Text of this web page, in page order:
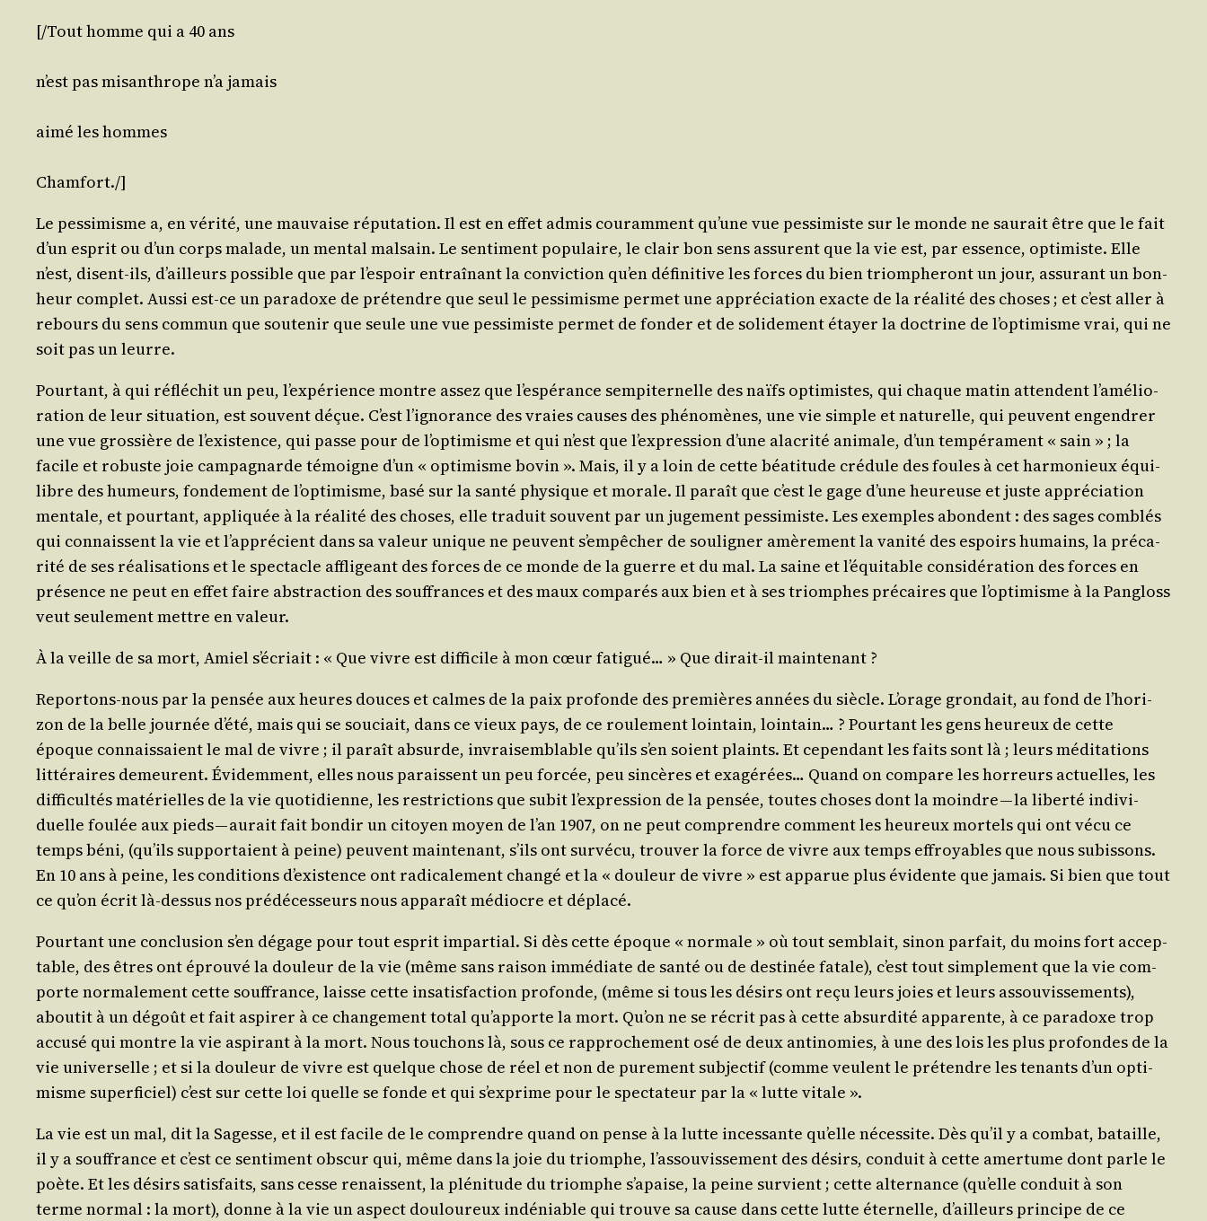
[/​Tout homme qui a 40 ans
n’est pas misan­thrope n’a jamais
aimé les hommes
Cham­fort./​]
Le pes­si­misme a, en véri­té, une mau­vaise répu­ta­tion. Il est en effet admis cou­ram­ment qu’une vue pes­si­miste sur le monde ne sau­rait être que le fait
d’un esprit ou d’un corps malade, un men­tal mal­sain. Le sen­ti­ment popu­laire, le clair bon sens assurent que la vie est, par essence, opti­miste. Elle
n’est, disent-ils, d’ailleurs pos­sible que par l’es­poir entraî­nant la convic­tion qu’en défi­ni­tive les forces du bien triom­phe­ront un jour, assu­rant un bon­
heur com­plet. Aus­si est-ce un para­doxe de pré­tendre que seul le pes­si­misme per­met une appré­cia­tion exacte de la réa­li­té des choses ; et c’est aller à
rebours du sens com­mun que sou­te­nir que seule une vue pes­si­miste per­met de fon­der et de soli­de­ment étayer la doc­trine de l’op­ti­misme vrai, qui ne
soit pas un leurre.
Pour­tant, à qui réflé­chit un peu, l’ex­pé­rience montre assez que l’es­pé­rance sem­pi­ter­nelle des naïfs opti­mistes, qui chaque matin attendent l’a­mé­lio­
ra­tion de leur situa­tion, est sou­vent déçue. C’est l’i­gno­rance des vraies causes des phé­no­mènes, une vie simple et natu­relle, qui peuvent engen­drer
une vue gros­sière de l’exis­tence, qui passe pour de l’op­ti­misme et qui n’est que l’ex­pres­sion d’une ala­cri­té ani­male, d’un tem­pé­ra­ment « sain » ; la
facile et robuste joie cam­pa­gnarde témoigne d’un « opti­misme bovin ». Mais, il y a loin de cette béa­ti­tude cré­dule des foules à cet har­mo­nieux équi­
libre des humeurs, fon­de­ment de l’op­ti­misme, basé sur la san­té phy­sique et morale. Il paraît que c’est le gage d’une heu­reuse et juste appré­cia­tion
men­tale, et pour­tant, appli­quée à la réa­li­té des choses, elle tra­duit sou­vent par un juge­ment pes­si­miste. Les exemples abondent : des sages com­blés
qui connaissent la vie et l’ap­pré­cient dans sa valeur unique ne peuvent s’empêcher de sou­li­gner amè­re­ment la vani­té des espoirs humains, la pré­ca­
ri­té de ses réa­li­sa­tions et le spec­tacle affli­geant des forces de ce monde de la guerre et du mal. La saine et l’é­qui­table consi­dé­ra­tion des forces en
pré­sence ne peut en effet faire abs­trac­tion des souf­frances et des maux com­pa­rés aux bien et à ses triomphes pré­caires que l’op­ti­misme à la Pan­gloss
veut seule­ment mettre en valeur.
À la veille de sa mort, Amiel s’é­criait : « Que vivre est dif­fi­cile à mon cœur fati­gué… » Que dirait-il maintenant ?
Repor­tons-nous par la pen­sée aux heures douces et calmes de la paix pro­fonde des pre­mières années du siècle. L’o­rage gron­dait, au fond de l’ho­ri­
zon de la belle jour­née d’é­té, mais qui se sou­ciait, dans ce vieux pays, de ce rou­le­ment loin­tain, loin­tain… ? Pour­tant les gens heu­reux de cette
époque connais­saient le mal de vivre ; il paraît absurde, invrai­sem­blable qu’ils s’en soient plaints. Et cepen­dant les faits sont là ; leurs médi­ta­tions
lit­té­raires demeurent. Évi­dem­ment, elles nous paraissent un peu for­cée, peu sin­cères et exa­gé­rées… Quand on com­pare les hor­reurs actuelles, les
dif­fi­cul­tés maté­rielles de la vie quo­ti­dienne, les res­tric­tions que subit l’ex­pres­sion de la pen­sée, toutes choses dont la moindre — la liber­té indi­vi­
duelle fou­lée aux pieds — aurait fait bon­dir un citoyen moyen de l’an 1907, on ne peut com­prendre com­ment les heu­reux mor­tels qui ont vécu ce
temps béni, (qu’ils sup­por­taient à peine) peuvent main­te­nant, s’ils ont sur­vé­cu, trou­ver la force de vivre aux temps effroyables que nous subis­sons.
En 10 ans à peine, les condi­tions d’exis­tence ont radi­ca­le­ment chan­gé et la « dou­leur de vivre » est appa­rue plus évi­dente que jamais. Si bien que tout
ce qu’on écrit là-des­sus nos pré­dé­ces­seurs nous appa­raît médiocre et déplacé.
Pour­tant une conclu­sion s’en dégage pour tout esprit impar­tial. Si dès cette époque « nor­male » où tout sem­blait, sinon par­fait, du moins fort accep­
table, des êtres ont éprou­vé la dou­leur de la vie (même sans rai­son immé­diate de san­té ou de des­ti­née fatale), c’est tout sim­ple­ment que la vie com­
porte nor­ma­le­ment cette souf­france, laisse cette insa­tis­fac­tion pro­fonde, (même si tous les dési­rs ont reçu leurs joies et leurs assou­vis­se­ments),
abou­tit à un dégoût et fait aspi­rer à ce chan­ge­ment total qu’ap­porte la mort. Qu’on ne se récrit pas à cette absur­di­té appa­rente, à ce para­doxe trop
accu­sé qui montre la vie aspi­rant à la mort. Nous tou­chons là, sous ce rap­pro­che­ment osé de deux anti­no­mies, à une des lois les plus pro­fondes de la
vie uni­ver­selle ; et si la dou­leur de vivre est quelque chose de réel et non de pure­ment sub­jec­tif (comme veulent le pré­tendre les tenants d’un opti­
misme super­fi­ciel) c’est sur cette loi quelle se fonde et qui s’ex­prime pour le spec­ta­teur par la « lutte vitale ».
La vie est un mal, dit la Sagesse, et il est facile de le com­prendre quand on pense à la lutte inces­sante qu’elle néces­site. Dès qu’il y a com­bat, bataille,
il y a souf­france et c’est ce sen­ti­ment obs­cur qui, même dans la joie du triomphe, l’as­sou­vis­se­ment des dési­rs, conduit à cette amer­tume dont parle le
poète. Et les dési­rs satis­faits, sans cesse renaissent, la plé­ni­tude du triomphe s’a­paise, la peine sur­vient ; cette alter­nance (qu’elle conduit à son
terme nor­mal : la mort), donne à la vie un aspect dou­lou­reux indé­niable qui trouve sa cause dans cette lutte éter­nelle, d’ailleurs prin­cipe de ce